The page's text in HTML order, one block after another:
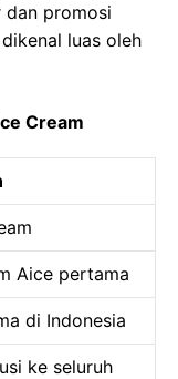
dan promosi
luas oleh
Cream
Aice pertama
di Indonesia
ke seluruh